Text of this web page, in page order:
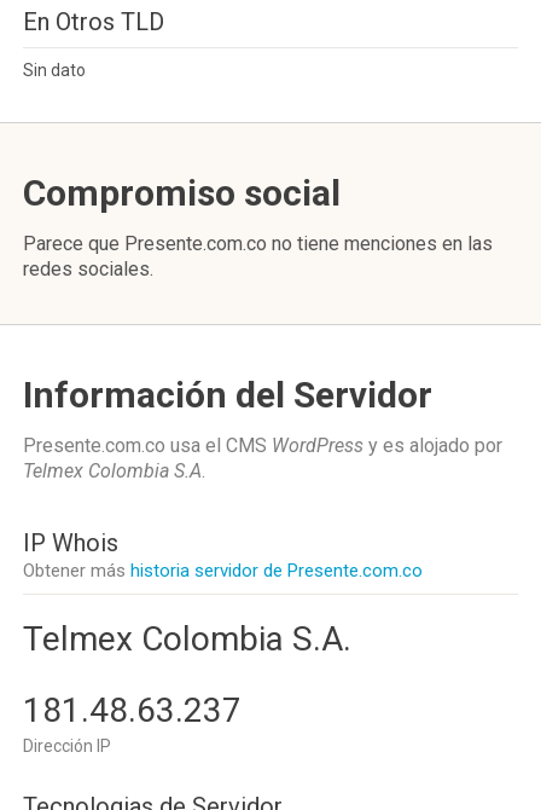
En Otros TLD
Sin dato
Compromiso social
Parece que Presente.com.co no tiene menciones en las
redes sociales.
Información del Servidor
Presente.com.co usa el CMS WordPress y es alojado por
Telmex Colombia S.A.
IP Whois
Obtener más historia servidor de Presente.com.co
Telmex Colombia S.A.
181.48.63.237
Dirección IP